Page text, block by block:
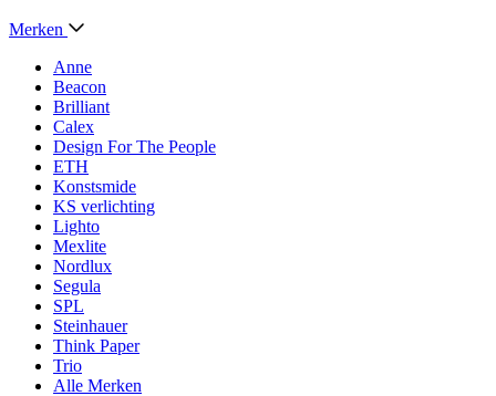
Merken
Anne
Beacon
Brilliant
Calex
Design For The People
ETH
Konstsmide
KS verlichting
Lighto
Mexlite
Nordlux
Segula
SPL
Steinhauer
Think Paper
Trio
Alle Merken